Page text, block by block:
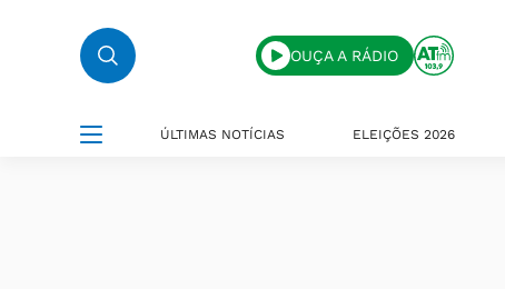
OUÇA A RÁDIO
ÚLTIMAS NOTÍCIAS ELEIÇÕES 2026